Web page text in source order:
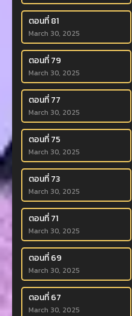
ตอนที่ 81
March 30, 2025
ตอนที่ 79
March 30, 2025
ตอนที่ 77
March 30, 2025
ตอนที่ 75
March 30, 2025
ตอนที่ 73
March 30, 2025
ตอนที่ 71
March 30, 2025
ตอนที่ 69
March 30, 2025
ตอนที่ 67
March 30, 2025